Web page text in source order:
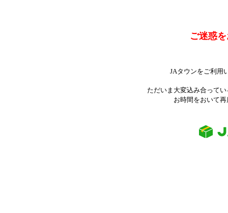
ご迷惑
JAタウンをご利用
ただいま大変込み合って
お時間をおいて